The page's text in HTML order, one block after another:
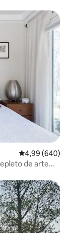
Classificação
4,99 (640)
de arte